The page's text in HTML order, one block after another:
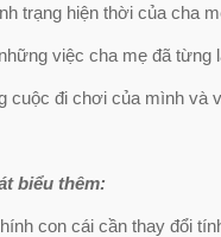
trạng hiện thời của cha
việc cha mẹ đã từng
đi chơi của mình và
biểu thêm:
con cái cần thay đổi